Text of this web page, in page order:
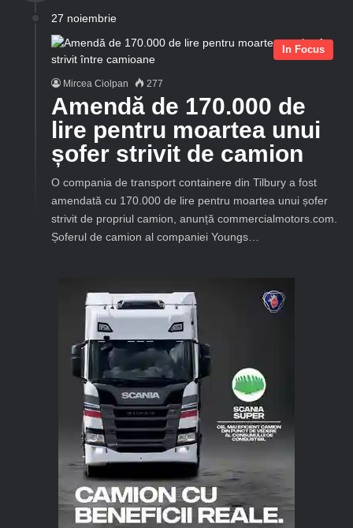
27 noiembrie
In Focus
Mircea Ciolpan 277
Amendă de 170.000 de
lire pentru moartea unui
șofer strivit de camion
O compania de transport containere din Tilbury a fost
amendată cu 170.000 de lire pentru moartea unui șofer
strivit de propriul camion, anunță commercialmotors.com.
Șoferul de camion al companiei Youngs…